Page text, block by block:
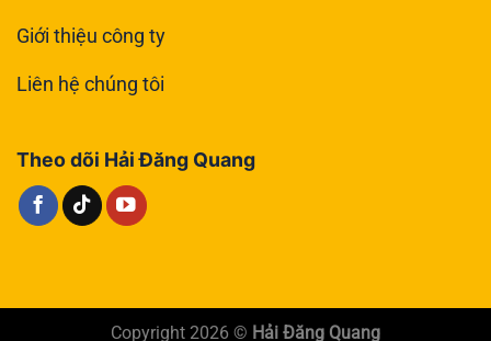
Giới thiệu công ty
Liên hệ chúng tôi
Theo dõi Hải Đăng Quang
Copyright 2026 © Hải Đăng Quang